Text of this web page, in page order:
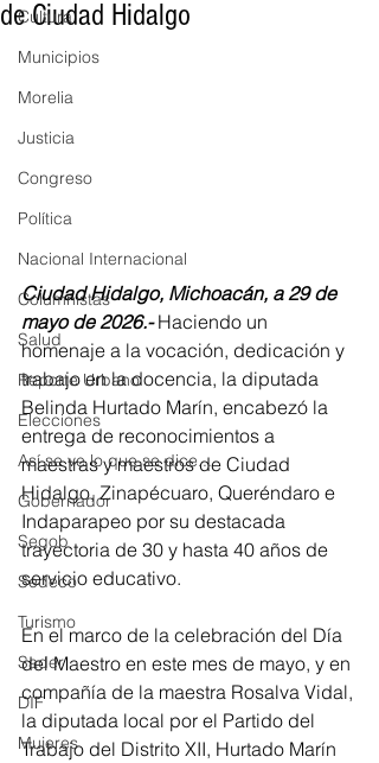
Cultura
Municipios
Morelia
Justicia
Congreso
Política
Nacional Internacional
Columnistas
Salud
Reporte Urbano
Elecciones
Así se ve lo que se dice...
Gobernador
Segob
Sedeco
Turismo
Sader
DIF
Mujeres
de Ciudad Hidalgo
Ciudad Hidalgo, Michoacán, a 29 de
mayo de 2026.- Haciendo un
homenaje a la vocación, dedicación y
trabajo en la docencia, la diputada
Belinda Hurtado Marín, encabezó la
entrega de reconocimientos a
maestras y maestros de Ciudad
Hidalgo, Zinapécuaro, Queréndaro e
Indaparapeo por su destacada
trayectoria de 30 y hasta 40 años de
servicio educativo.
En el marco de la celebración del Día
del Maestro en este mes de mayo, y en
compañía de la maestra Rosalva Vidal,
la diputada local por el Partido del
Trabajo del Distrito XII, Hurtado Marín